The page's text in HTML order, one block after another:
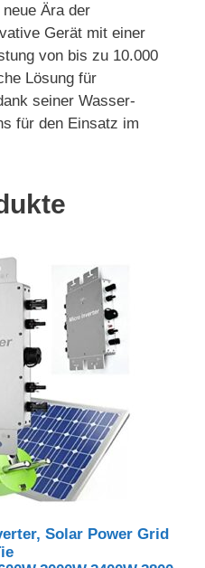
Ära der
Gerät mit einer
von bis zu 10.000
Lösung für
seiner Wasser-
für den Einsatz im
Solar Power Grid